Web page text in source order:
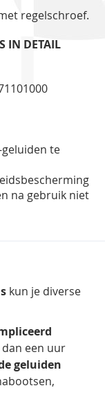
regelschroef.
IN DETAIL
te
na gebruik niet
kun je diverse
een uur
geluiden